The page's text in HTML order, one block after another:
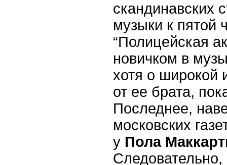
скандинавских
музыки к пятой
“Полицейская
новичком в
хотя о широкой
от ее брата,
Последнее,
московских
у Пола